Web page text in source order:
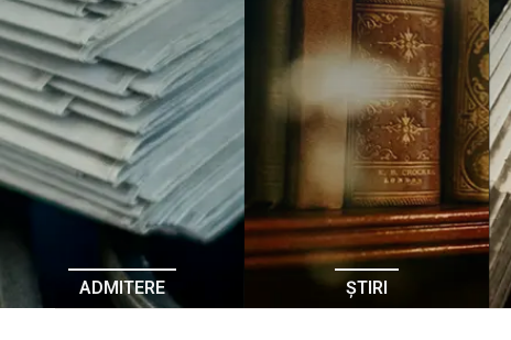
ADMITERE ȘTIRI